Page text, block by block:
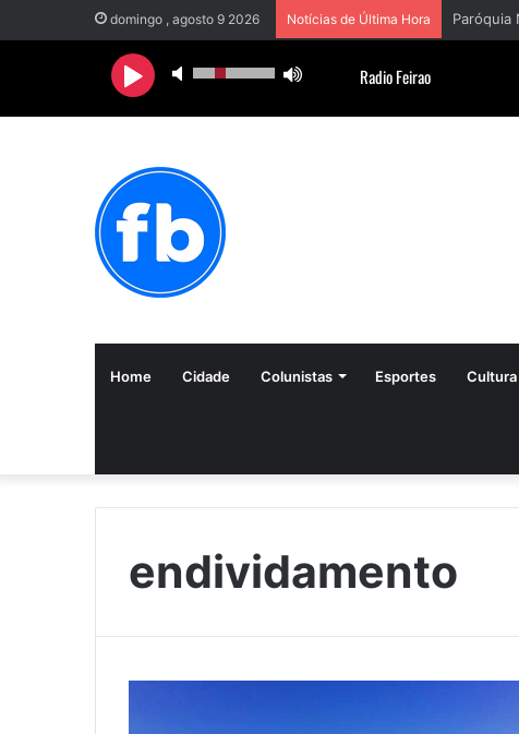
domingo , agosto 9 2026 Notícias de Última Hora
Home Cidade Colunistas Esportes Cultura
endividamento